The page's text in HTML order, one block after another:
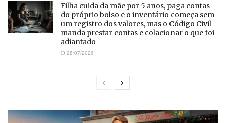
Filha cuida da mãe por 5 anos, paga contas
do próprio bolso e o inventário começa sem
um registro dos valores, mas o Código Civil
manda prestar contas e colacionar o que foi
adiantado
28/07/2026